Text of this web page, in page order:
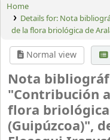
Home
Details for: Nota
de la flora briológica de
Normal view
Nota
"Contribución
flora
(Guipúzcoa)",